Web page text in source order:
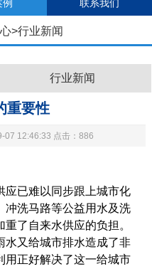
联系我们
>行业新闻
行业新闻
重要性
07 12:46:33 点击：886
应已难以同步跟上城市化
冲洗马路等公益用水及洗
了自来水供应的负担。
水又给城市排水造成了非
用正好解决了这一给城市